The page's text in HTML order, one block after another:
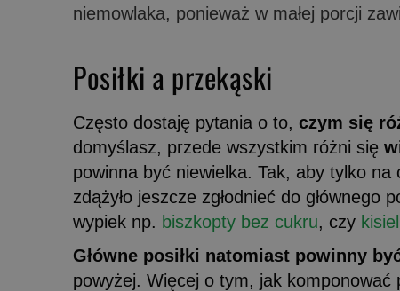
niemowlaka, ponieważ w małej porcji
Posiłki a przekąski
Często dostaję pytania o to, czym się
domyślasz, przede wszystkim różni się
powinna być niewielka. Tak, aby tylko na
zdążyło jeszcze zgłodnieć do
wypiek np. biszkopty bez cukru, czy
Główne posiłki natomiast powinny
powyżej. Więcej o tym, jak komponować